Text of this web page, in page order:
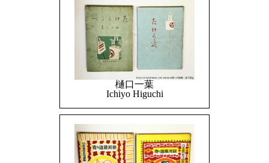
樋口一葉
Ichiyo Higuchi